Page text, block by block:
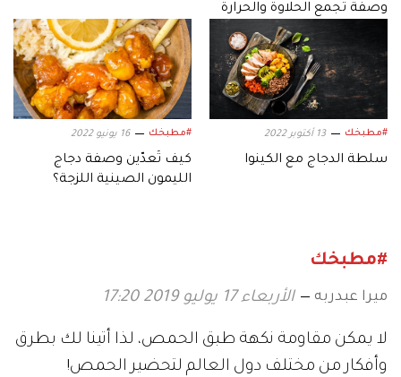
وصفة تجمع الحلاوة والحرارة
#مطبخك 13 أكتوبر 2022
سلطة الدجاج مع الكينوا
#مطبخك 16 يونيو 2022
كيف تُعدّين وصفة دجاج
الليمون الصينية اللزجة؟
#مطبخك
ميرا عبدربه الأربعاء 17 يوليو 2019 17:20
لا يمكن مقاومة نكهة طبق الحمص، لذا أتينا لك بطرق
وأفكار من مختلف دول العالم لتحضير الحمص!